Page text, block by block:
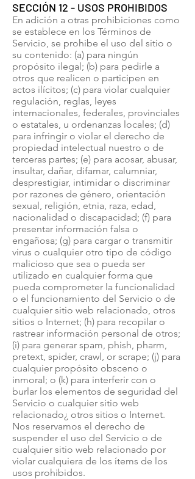
SECCIÓN 12 - USOS PROHIBIDOS
En adición a otras prohibiciones como
se establece en los Términos de
Servicio, se prohibe el uso del sitio o
su contenido: (a) para ningún
propósito ilegal; (b) para pedirle a
otros que realicen o participen en
actos ilícitos; (c) para violar cualquier
regulación, reglas, leyes
internacionales, federales, provinciales
o estatales, u ordenanzas locales; (d)
para infringir o violar el derecho de
propiedad intelectual nuestro o de
terceras partes; (e) para acosar, abusar,
insultar, dañar, difamar, calumniar,
desprestigiar, intimidar o discriminar
por razones de género, orientación
sexual, religión, etnia, raza, edad,
nacionalidad o discapacidad; (f) para
presentar información falsa o
engañosa; (g) para cargar o transmitir
virus o cualquier otro tipo de código
malicioso que sea o pueda ser
utilizado en cualquier forma que
pueda comprometer la funcionalidad
o el funcionamiento del Servicio o de
cualquier sitio web relacionado, otros
sitios o Internet; (h) para recopilar o
rastrear información personal de otros;
(i) para generar spam, phish, pharm,
pretext, spider, crawl, or scrape; (j) para
cualquier propósito obsceno o
inmoral; o (k) para interferir con o
burlar los elementos de seguridad del
Servicio o cualquier sitio web
relacionado¿ otros sitios o Internet.
Nos reservamos el derecho de
suspender el uso del Servicio o de
cualquier sitio web relacionado por
violar cualquiera de los ítems de los
usos prohibidos.